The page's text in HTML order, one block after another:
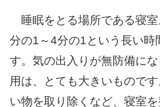
睡眠をとる場所である寝
分の1～4分の1という長い時
す。気の出入りが無防備に
用は、とても大きいもので
い物を取り除くなど、寝室